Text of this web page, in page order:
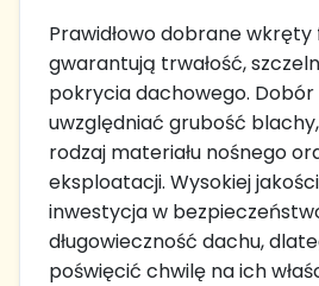
Prawidłowo dobrane
gwarantują trwałość,
pokrycia dachowego. Dobór
uwzględniać grubość
rodzaj materiału nośnego
eksploatacji. Wysokiej
inwestycja w
długowieczność dachu,
poświęcić chwilę na ich